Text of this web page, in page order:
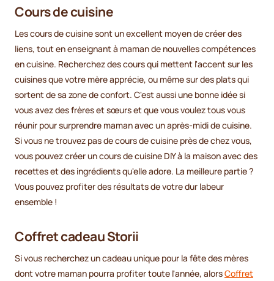
Cours de cuisine
Les cours de cuisine sont un excellent moyen de créer des
liens, tout en enseignant à maman de nouvelles compétences
en cuisine. Recherchez des cours qui mettent l'accent sur les
cuisines que votre mère apprécie, ou même sur des plats qui
sortent de sa zone de confort. C'est aussi une bonne idée si
vous avez des frères et sœurs et que vous voulez tous vous
réunir pour surprendre maman avec un après-midi de cuisine.
Si vous ne trouvez pas de cours de cuisine près de chez vous,
vous pouvez créer un cours de cuisine DIY à la maison avec des
recettes et des ingrédients qu'elle adore. La meilleure partie ?
Vous pouvez profiter des résultats de votre dur labeur
ensemble !
Coffret cadeau Storii
Si vous recherchez un cadeau unique pour la fête des mères
dont votre maman pourra profiter toute l'année, alorsCoffret